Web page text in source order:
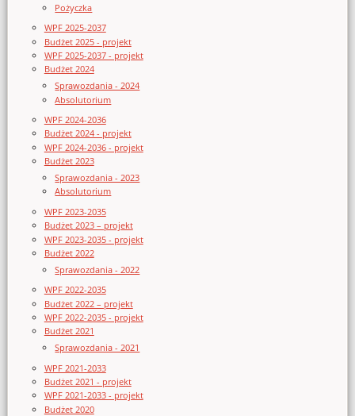
Pożyczka
WPF 2025-2037
Budżet 2025 - projekt
WPF 2025-2037 - projekt
Budżet 2024
Sprawozdania - 2024
Absolutorium
WPF 2024-2036
Budżet 2024 - projekt
WPF 2024-2036 - projekt
Budżet 2023
Sprawozdania - 2023
Absolutorium
WPF 2023-2035
Budżet 2023 – projekt
WPF 2023-2035 - projekt
Budżet 2022
Sprawozdania - 2022
WPF 2022-2035
Budżet 2022 – projekt
WPF 2022-2035 - projekt
Budżet 2021
Sprawozdania - 2021
WPF 2021-2033
Budżet 2021 - projekt
WPF 2021-2033 - projekt
Budżet 2020